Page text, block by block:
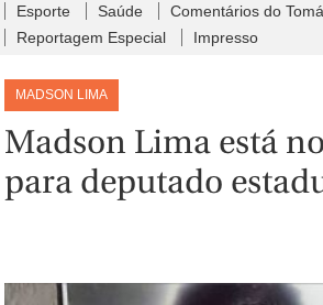
Esporte
Saúde
Comentários do
Reportagem Especial
Impresso
MADSON LIMA
Madson Lima está
para deputado